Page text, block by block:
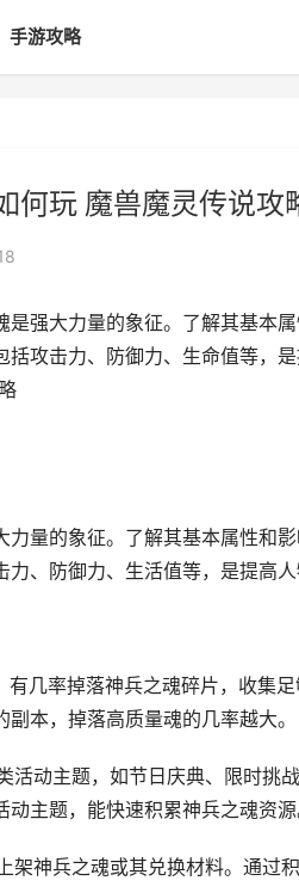
手游攻略
何玩 魔兽魔灵传说攻
强大力量的象征。了解其基本
攻击力、防御力、生命值等，
量的象征。了解其基本属性和
、防御力、生活值等，是提高人
有几率掉落神兵之魂碎片，收集
本，掉落高质量魂的几率越大。
动主题，如节日庆典、限时挑
主题，能快速积累神兵之魂资源
架神兵之魂或其兑换材料。通过